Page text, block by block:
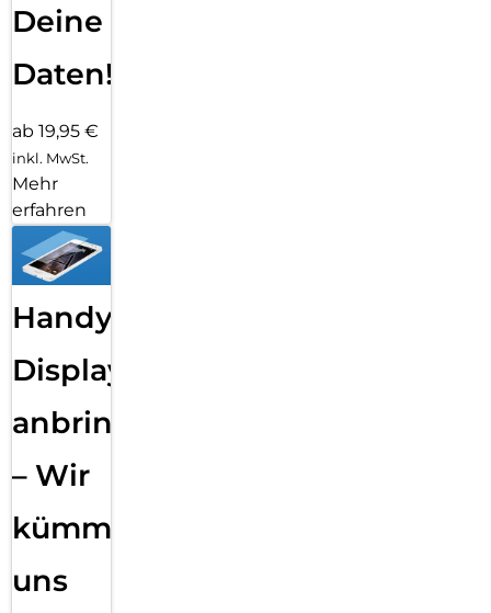
Deine
Daten!
ab 19,95 €
inkl. MwSt.
Mehr
erfahren
Handy
Displayfolie
anbringen
– Wir
kümmern
uns